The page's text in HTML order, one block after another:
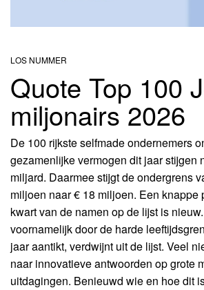
LOS NUMMER
Quote Top 100
miljonairs 2026
De 100 rijkste selfmade ondernemers
gezamenlijke vermogen dit jaar stijgen
miljard. Daarmee stijgt de ondergrens
miljoen naar € 18 miljoen. Een knappe
kwart van de namen op de lijst is
voornamelijk door de harde
jaar aantikt, verdwijnt uit de lijst. Veel
naar innovatieve antwoorden op grote
uitdagingen. Benieuwd wie en hoe dit